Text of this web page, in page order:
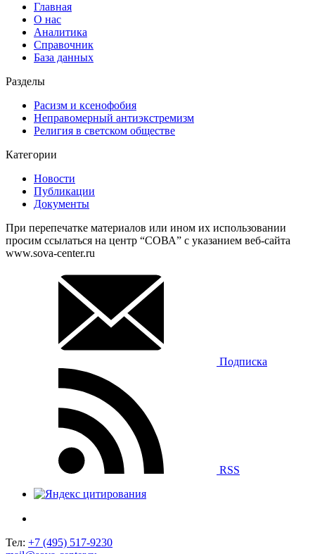
Главная
О нас
Аналитика
Справочник
База данных
Разделы
Расизм и ксенофобия
Неправомерный антиэкстремизм
Религия в светском обществе
Категории
Новости
Публикации
Документы
При перепечатке материалов или ином их использовании
просим ссылаться на центр “СОВА” с указанием веб-сайта
www.sova-center.ru
Подписка
RSS
Тел: +7 (495) 517-9230